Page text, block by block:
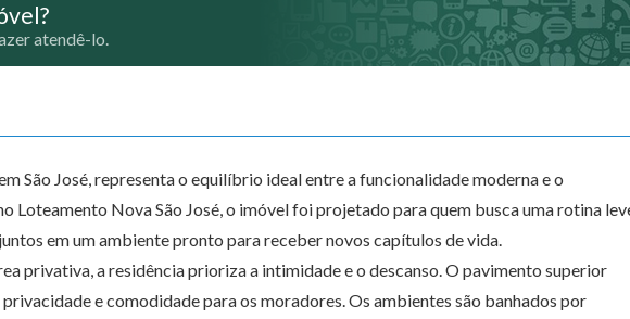
atendê-lo.
São José, representa o equilíbrio ideal entre a funcionalidade moderna e o
Loteamento Nova São José, o imóvel foi projetado para quem busca uma rotina
em um ambiente pronto para receber novos capítulos de vida.
privativa, a residência prioriza a intimidade e o descanso. O pavimento superior
e comodidade para os moradores. Os ambientes são banhados por